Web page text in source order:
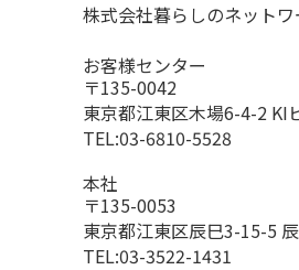
株式会社暮らしのネットワ
お客様センター
〒135-0042
東京都江東区木場6-4-2 KI
TEL:03-6810-5528
本社
〒135-0053
東京都江東区辰巳3-15-5
TEL:03-3522-1431